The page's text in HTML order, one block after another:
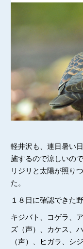
軽井沢も、連日暑い
施するので涼しいの
リジリと太陽が照り
た。
１８日に確認できた
キジバト、コゲラ、
ズ（声）、カケス、
（声）、ヒガラ、シ